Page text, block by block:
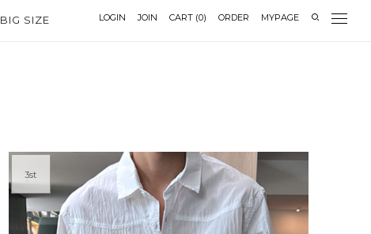
LOGIN JOIN CART (0) ORDER MYPAGE
BIG SIZE
3st